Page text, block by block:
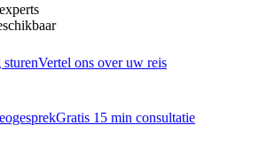
sturenVertel ons over uw reis
Gratis 15 min consultatie